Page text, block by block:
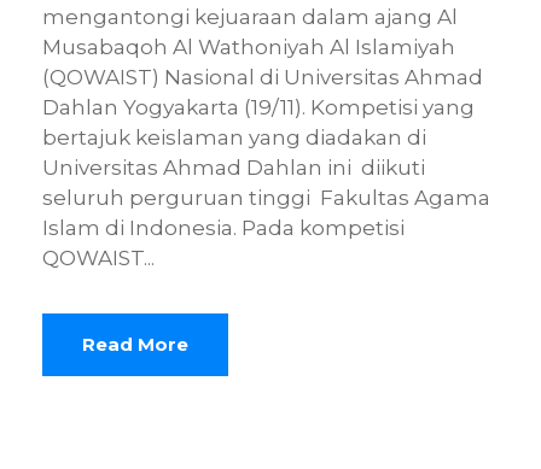
mengantongi kejuaraan dalam ajang Al
Musabaqoh Al Wathoniyah Al Islamiyah
(QOWAIST) Nasional di Universitas Ahmad
Dahlan Yogyakarta (19/11). Kompetisi yang
bertajuk keislaman yang diadakan di
Universitas Ahmad Dahlan ini diikuti
seluruh perguruan tinggi Fakultas Agama
Islam di Indonesia. Pada kompetisi
QOWAIST...
Read More